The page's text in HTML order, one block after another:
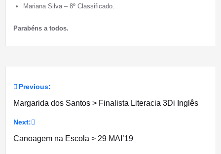
Mariana Silva – 8º Classificado.
Parabéns a todos.
Navegação
de
artigos
Previous:
Margarida dos Santos > Finalista Literacia 3Di Inglês
Next:
Canoagem na Escola > 29 MAI’19